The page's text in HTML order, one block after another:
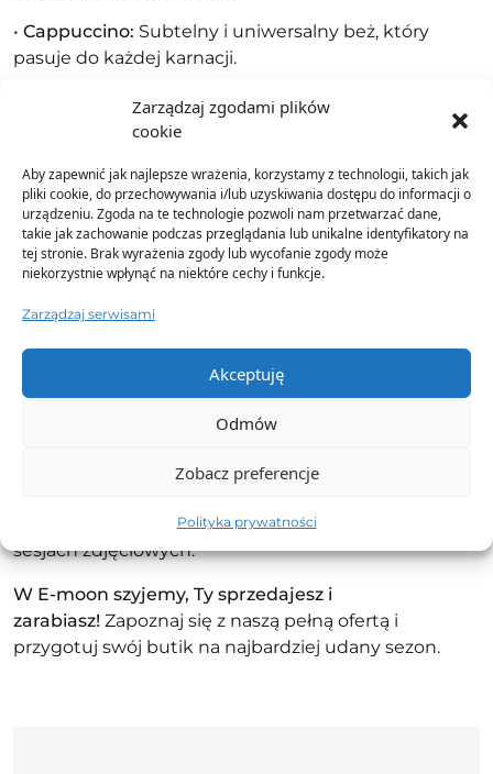
Zarządzaj zgodami plików
cookie
Aby zapewnić jak najlepsze wrażenia, korzystamy z technologii, takich jak
pliki cookie, do przechowywania i/lub uzyskiwania dostępu do informacji o
urządzeniu. Zgoda na te technologie pozwoli nam przetwarzać dane,
takie jak zachowanie podczas przeglądania lub unikalne identyfikatory na
tej stronie. Brak wyrażenia zgody lub wycofanie zgody może
niekorzystnie wpłynąć na niektóre cechy i funkcje.
Zarządzaj serwisami
Akceptuję
Odmów
Zobacz preferencje
Polityka prywatności
• Cappuccino: Subtelny i uniwersalny beż, który
pasuje do każdej karnacji.
Głęboki brąz, który dodaje stylizacji
elegancji i klasy.
•Klasyczna czerń:Ponadczasowy i zawsze modny
kolor, który jest absolutnym must-have w każdej
garderobie.
Wspieramy Twój biznes
W E-moon wierzymy, że sukces naszych klientów to
jakości produktów, oferujemy również wsparcie w ich
sprzedaży. Kupując u nas, otrzymujesz dostęp
profesjonalnych zdjęć produktowych oraz
internetowej, w mediach społecznościowych i w
promować nowości, oszczędzając czas i pieniądze na
sesjach zdjęciowych.
W E-moon szyjemy, Ty sprzedajesz i
zarabiasz! Zapoznaj się z naszą pełną ofertą i
przygotuj swój butik na najbardziej udany sezon.